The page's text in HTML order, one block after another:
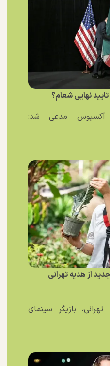
تایید نهایی شعام؟
آکسیوس مدعی شد:
از هدیه تهرانی
بازیگر سینمای